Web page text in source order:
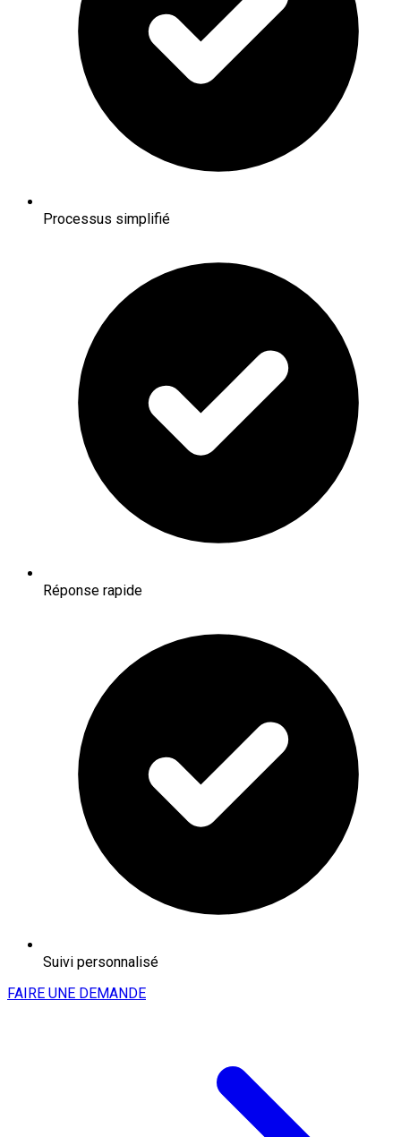
Processus simplifié
Réponse rapide
Suivi personnalisé
FAIRE UNE DEMANDE